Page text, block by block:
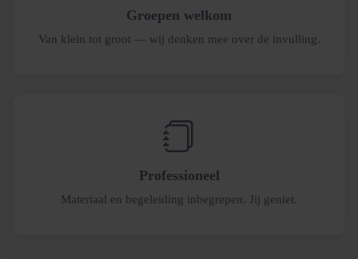
Groepen welkom
Van klein tot groot — wij denken mee over de invulling.
Professioneel
Materiaal en begeleiding inbegrepen. Jij geniet.